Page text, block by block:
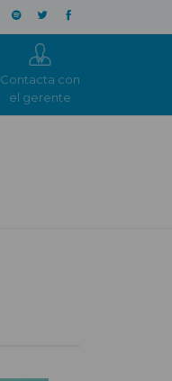
Contacta con
el gerente